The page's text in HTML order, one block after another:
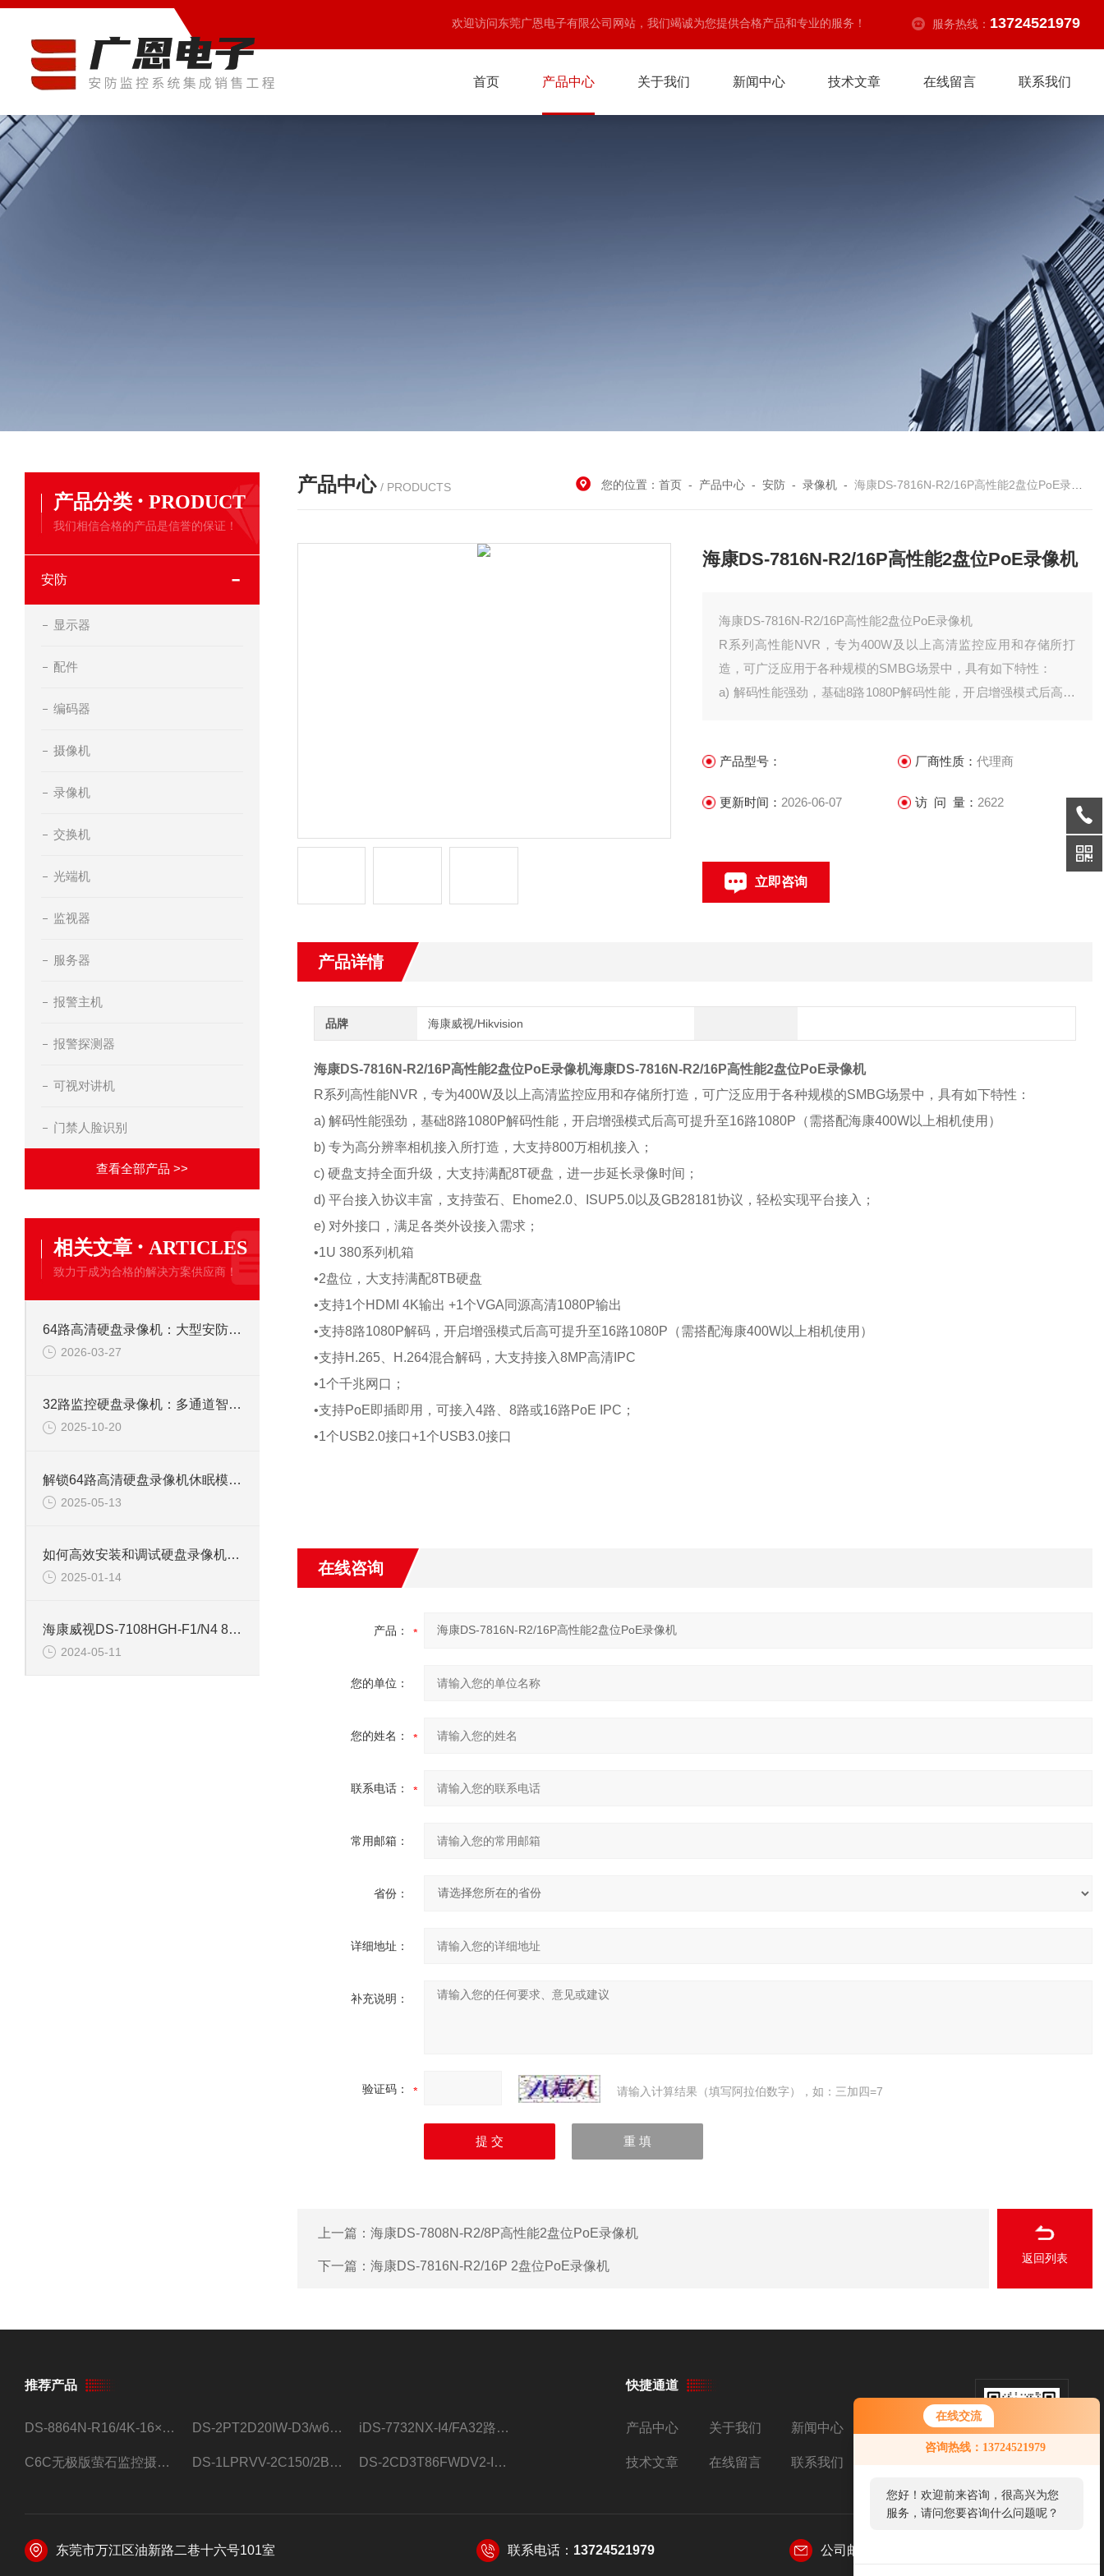
在线交流
咨询热线：13724521979
您好！欢迎前来咨询，很高兴为您
服务，请问您要咨询什么问题呢？
欢迎访问东莞广恩电子有限公司网站，我们竭诚为您提供合格产品和专业的服务！ 服务热线： 13724521979
首页 产品中心 关于我们 新闻中心 技术文章 在线留言 联系我们
产品分类 · PRODUCT
我们相信合格的产品是信誉的保证！
安防
显示器
配件
编码器
摄像机
录像机
交换机
光端机
监视器
服务器
报警主机
报警探测器
可视对讲机
门禁人脸识别
查看全部产品 >>
相关文章 · ARTICLES
致力于成为合格的解决方案供应商！
64路高清硬盘录像机：大型安防监控系统的核心存储解决方案
2026-03-27
32路监控硬盘录像机：多通道智能监控，构筑全域安全防线
2025-10-20
解锁64路高清硬盘录像机休眠模式的多重优势
2025-05-13
如何高效安装和调试硬盘录像机：专业教程
2025-01-14
海康威视DS-7108HGH-F1/N4 8路单盘位同轴硬盘录像机
2024-05-11
产品中心 / PRODUCTS 您的位置：首页 - 产品中心 -安防 -录像机 -海康DS-7816N-R2/16P高性能2盘位PoE录像机
海康DS-7816N-R2/16P高性能2盘位PoE录像机
海康DS-7816N-R2/16P高性能2盘位PoE录像机
R系列高性能NVR，专为400W及以上高清监控应用和存储所打
造，可广泛应用于各种规模的SMBG场景中，具有如下特性：
a) 解码性能强劲，基础8路1080P解码性能，开启增强模式后高可
产品型号：
厂商性质： 代理商
更新时间： 2026-06-07 访 问 量： 2622
立即咨询
产品详情
品牌 海康威视/Hikvision
海康DS-7816N-R2/16P高性能2盘位PoE录像机海康DS-7816N-R2/16P高性能2盘位PoE录像机
R系列高性能NVR，专为400W及以上高清监控应用和存储所打造，可广泛应用于各种规模的SMBG场景中，具有如下特性：
a) 解码性能强劲，基础8路1080P解码性能，开启增强模式后高可提升至16路1080P（需搭配海康400W以上相机使用）
b) 专为高分辨率相机接入所打造，大支持800万相机接入；
c) 硬盘支持全面升级，大支持满配8T硬盘，进一步延长录像时间；
d) 平台接入协议丰富，支持萤石、Ehome2.0、ISUP5.0以及GB28181协议，轻松实现平台接入；
e) 对外接口，满足各类外设接入需求；
•1U 380系列机箱
•2盘位，大支持满配8TB硬盘
•支持1个HDMI 4K输出 +1个VGA同源高清1080P输出
•支持8路1080P解码，开启增强模式后高可提升至16路1080P（需搭配海康400W以上相机使用）
•支持H.265、H.264混合解码，大支持接入8MP高清IPC
•1个千兆网口；
•支持PoE即插即用，可接入4路、8路或16路PoE IPC；
•1个USB2.0接口+1个USB3.0接口
在线咨询
产品：
您的单位：
您的姓名：
联系电话：
常用邮箱：
省份：
详细地址：
补充说明：
验证码： 请输入计算结果（填写阿拉伯数字），如：三加四=7
上一篇： 海康DS-7808N-R2/8P高性能2盘位PoE录像机
下一篇： 海康DS-7816N-R2/16P 2盘位PoE录像机
返回列表
推荐产品
DS-8864N-R16/4K-16×4T/希捷16盘位录像机 DS-2PT2D20IW-D3/w64路高清硬盘录像机 iDS-7732NX-I4/FA32路监控硬盘录像机
C6C无极版萤石监控摄像头 DS-1LPRVV-2C150/2B监控室外夜视高清电源线护套线200米/卷 DS-2CD3T86FWDV2-I8S4g监控摄像头
快捷通道
产品中心 关于我们 新闻中心
技术文章 在线留言 联系我们
东莞市万江区油新路二巷十六号101室 联系电话： 13724521979 公司邮箱：